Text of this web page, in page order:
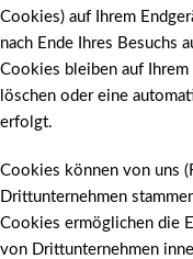
Cookies) auf Ihrem
nach Ende Ihres Besuchs
Cookies bleiben auf
löschen oder eine
erfolgt.
Cookies können von uns
Drittunternehmen
Cookies ermöglichen die
von Drittunternehmen